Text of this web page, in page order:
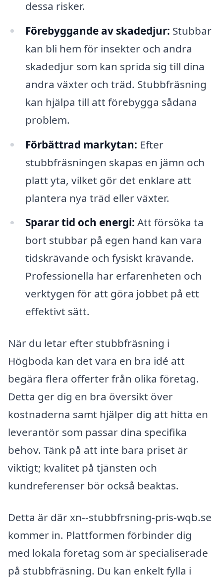
dessa risker.
Förebyggande av skadedjur: Stubbar
kan bli hem för insekter och andra
skadedjur som kan sprida sig till dina
andra växter och träd. Stubbfräsning
kan hjälpa till att förebygga sådana
problem.
Förbättrad markytan: Efter
stubbfräsningen skapas en jämn och
platt yta, vilket gör det enklare att
plantera nya träd eller växter.
Sparar tid och energi: Att försöka ta
bort stubbar på egen hand kan vara
tidskrävande och fysiskt krävande.
Professionella har erfarenheten och
verktygen för att göra jobbet på ett
effektivt sätt.
När du letar efter stubbfräsning i
Högboda kan det vara en bra idé att
begära flera offerter från olika företag.
Detta ger dig en bra översikt över
kostnaderna samt hjälper dig att hitta en
leverantör som passar dina specifika
behov. Tänk på att inte bara priset är
viktigt; kvalitet på tjänsten och
kundreferenser bör också beaktas.
Detta är där xn--stubbfrsning-pris-wqb.se
kommer in. Plattformen förbinder dig
med lokala företag som är specialiserade
på stubbfräsning. Du kan enkelt fylla i